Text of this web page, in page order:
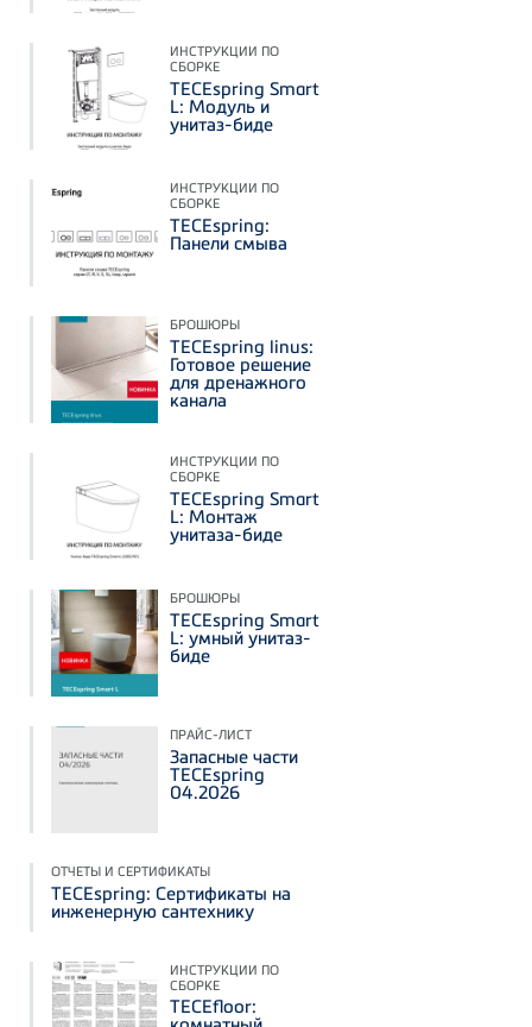
ИНСТРУКЦИИ ПО
СБОРКЕ
TECEspring Smart
L: Модуль и
унитаз-биде
ИНСТРУКЦИИ ПО
СБОРКЕ
TECEspring:
Панели смыва
БРОШЮРЫ
TECEspring linus:
Готовое решение
для дренажного
канала
ИНСТРУКЦИИ ПО
СБОРКЕ
TECEspring Smart
L: Монтаж
унитаза-биде
БРОШЮРЫ
TECEspring Smart
L: умный унитаз-
биде
ПРАЙС-ЛИСТ
Запасные части
TECEspring
04.2026
ОТЧЕТЫ И СЕРТИФИКАТЫ
TECEspring: Сертификаты на
инженерную сантехнику
ИНСТРУКЦИИ ПО
СБОРКЕ
TECEfloor: